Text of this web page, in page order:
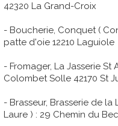
42320 La Grand-Croix
- Boucherie, Conquet (
patte d'oie 12210 Laguiole
- Fromager, La Jasserie St
Colombet Solle 42170 St
- Brasseur, Brasserie de
Laure ) : 29 Chemin du